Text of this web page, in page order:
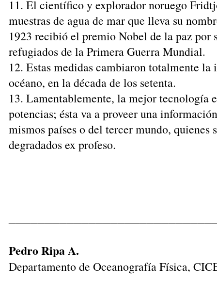
11. El científico y explorador noruego
muestras de agua de mar que lleva su
1923 recibió el premio Nobel de la paz
refugiados de la Primera Guerra Mundial.
12. Estas medidas cambiaron totalmente
océano, en la década de los setenta.
13. Lamentablemente, la mejor tecnología
potencias; ésta va a proveer una
mismos países o del tercer mundo, quienes
degradados ex profeso.
Pedro Ripa A.
Departamento de Oceanografía Física,